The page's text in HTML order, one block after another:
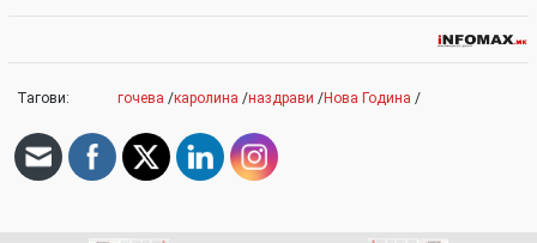
Тагови: гочева /каролина /наздрави /Нова Година /